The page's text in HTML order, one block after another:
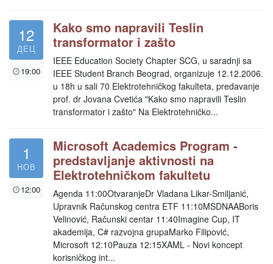
12
ДЕЦ
19:00
Kako smo napravili Teslin
transformator i zašto
IEEE Education Society Chapter SCG, u saradnji sa
IEEE Student Branch Beograd, organizuje 12.12.2006.
u 18h u sali 70 Elektrotehničkog fakulteta, predavanje
prof. dr Jovana Cvetića "Kako smo napravili Teslin
transformator i zašto" Na Elektrotehničko...
1
НОВ
12:00
Microsoft Academics Program -
predstavljanje aktivnosti na
Elektrotehničkom fakultetu
Agenda 11:00OtvaranjeDr Vladana Likar-Smiljanić,
Upravnik Računskog centra ETF 11:10MSDNAABoris
Velinović, Računski centar 11:40Imagine Cup, IT
akademija, C# razvojna grupaMarko Filipović,
Microsoft 12:10Pauza 12:15XAML - Novi koncept
korisničkog int...